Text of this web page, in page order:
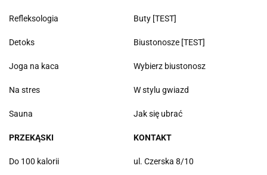
Refleksologia
Detoks
Joga na kaca
Na stres
Sauna
Buty [TEST]
Biustonosze [TEST]
Wybierz biustonosz
W stylu gwiazd
Jak się ubrać
PRZEKĄSKI
Do 100 kalorii
KONTAKT
ul. Czerska 8/10